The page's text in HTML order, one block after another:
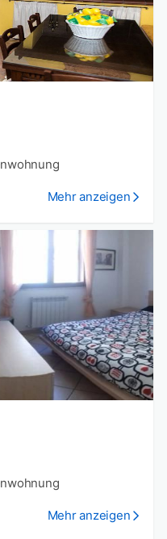
Mehr anzeigen
Mehr anzeigen